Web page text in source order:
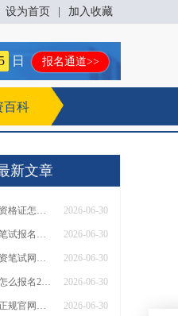
设为首页 加入收藏
日 报名通道>>
百科
新文章
2026广州教师资格证怎么报名入口在哪里 2026-06-30
2026东莞教资笔试报名入口在哪里 2026-06-30
2026下广东教资笔试网上报名官网入口：7月3日开放 2026-06-30
广东教资笔试怎么报名2026 附官方入口 2026-06-30
广东教资笔试正规官网入口2026（7月3日开放） 2026-06-30